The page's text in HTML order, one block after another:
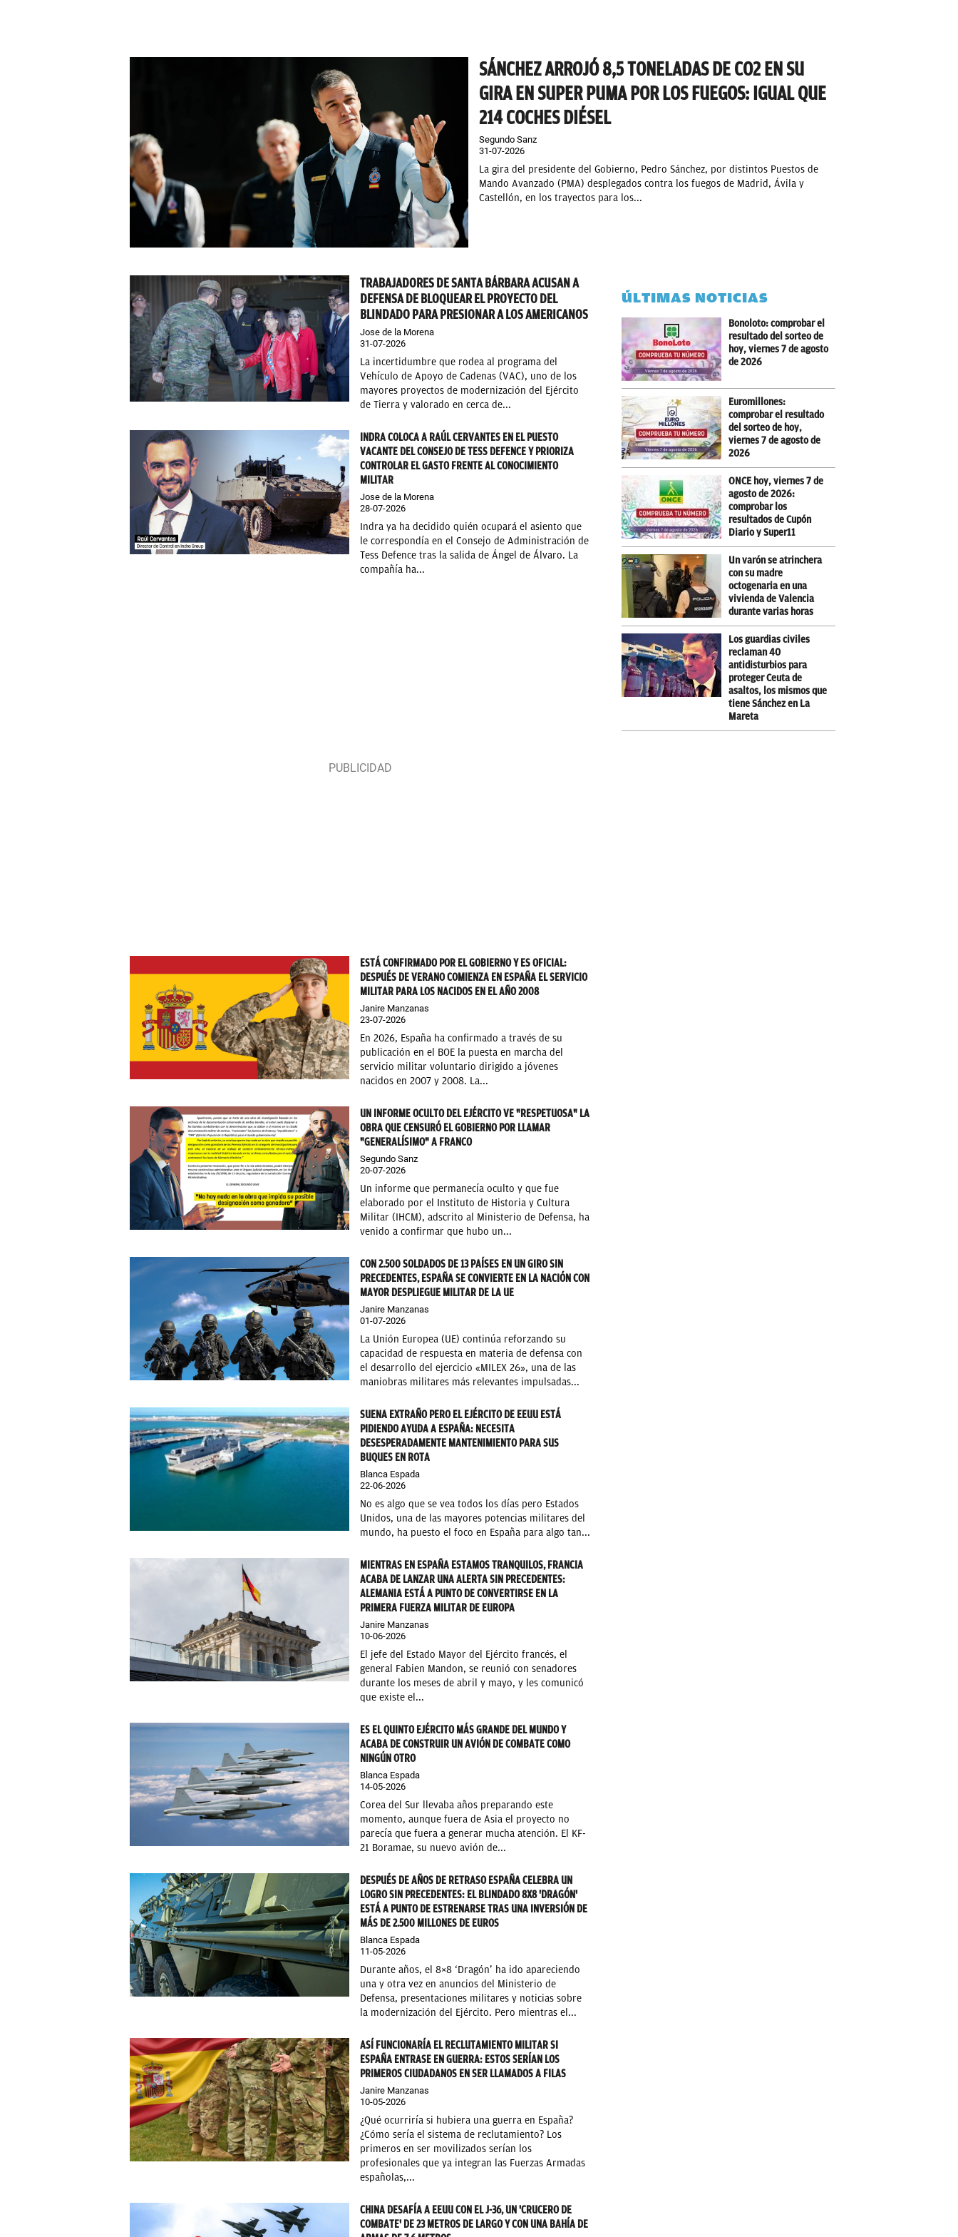
SÁNCHEZ ARROJÓ 8,5 TONELADAS DE CO2 EN SU
GIRA EN SUPER PUMA POR LOS FUEGOS: IGUAL QUE
214 COCHES DIÉSEL
Segundo Sanz
31-07-2026
La gira del presidente del Gobierno, Pedro Sánchez, por distintos Puestos de
Mando Avanzado (PMA) desplegados contra los fuegos de Madrid, Ávila y
Castellón, en los trayectos para los...
TRABAJADORES DE SANTA BÁRBARA ACUSAN A
DEFENSA DE BLOQUEAR EL PROYECTO DEL
BLINDADO PARA PRESIONAR A LOS AMERICANOS
Jose de la Morena
31-07-2026
La incertidumbre que rodea al programa del
Vehículo de Apoyo de Cadenas (VAC), uno de los
mayores proyectos de modernización del Ejército
de Tierra y valorado en cerca de...
INDRA COLOCA A RAÚL CERVANTES EN EL PUESTO
VACANTE DEL CONSEJO DE TESS DEFENCE Y PRIORIZA
CONTROLAR EL GASTO FRENTE AL CONOCIMIENTO
MILITAR
Jose de la Morena
28-07-2026
Indra ya ha decidido quién ocupará el asiento que
le correspondía en el Consejo de Administración de
Tess Defence tras la salida de Ángel de Álvaro. La
compañía ha...
ESTÁ CONFIRMADO POR EL GOBIERNO Y ES OFICIAL:
DESPUÉS DE VERANO COMIENZA EN ESPAÑA EL SERVICIO
MILITAR PARA LOS NACIDOS EN EL AÑO 2008
Janire Manzanas
23-07-2026
En 2026, España ha confirmado a través de su
publicación en el BOE la puesta en marcha del
servicio militar voluntario dirigido a jóvenes
nacidos en 2007 y 2008. La...
UN INFORME OCULTO DEL EJÉRCITO VE "RESPETUOSA" LA
OBRA QUE CENSURÓ EL GOBIERNO POR LLAMAR
"GENERALÍSIMO" A FRANCO
Segundo Sanz
20-07-2026
Un informe que permanecía oculto y que fue
elaborado por el Instituto de Historia y Cultura
Militar (IHCM), adscrito al Ministerio de Defensa, ha
venido a confirmar que hubo un...
CON 2.500 SOLDADOS DE 13 PAÍSES EN UN GIRO SIN
PRECEDENTES, ESPAÑA SE CONVIERTE EN LA NACIÓN CON
MAYOR DESPLIEGUE MILITAR DE LA UE
Janire Manzanas
01-07-2026
La Unión Europea (UE) continúa reforzando su
capacidad de respuesta en materia de defensa con
el desarrollo del ejercicio «MILEX 26», una de las
maniobras militares más relevantes impulsadas...
SUENA EXTRAÑO PERO EL EJÉRCITO DE EEUU ESTÁ
PIDIENDO AYUDA A ESPAÑA: NECESITA
DESESPERADAMENTE MANTENIMIENTO PARA SUS
BUQUES EN ROTA
Blanca Espada
22-06-2026
No es algo que se vea todos los días pero Estados
Unidos, una de las mayores potencias militares del
mundo, ha puesto el foco en España para algo tan...
MIENTRAS EN ESPAÑA ESTAMOS TRANQUILOS, FRANCIA
ACABA DE LANZAR UNA ALERTA SIN PRECEDENTES:
ALEMANIA ESTÁ A PUNTO DE CONVERTIRSE EN LA
PRIMERA FUERZA MILITAR DE EUROPA
Janire Manzanas
10-06-2026
El jefe del Estado Mayor del Ejército francés, el
general Fabien Mandon, se reunió con senadores
durante los meses de abril y mayo, y les comunicó
que existe el...
ES EL QUINTO EJÉRCITO MÁS GRANDE DEL MUNDO Y
ACABA DE CONSTRUIR UN AVIÓN DE COMBATE COMO
NINGÚN OTRO
Blanca Espada
14-05-2026
Corea del Sur llevaba años preparando este
momento, aunque fuera de Asia el proyecto no
parecía que fuera a generar mucha atención. El KF-
21 Boramae, su nuevo avión de...
DESPUÉS DE AÑOS DE RETRASO ESPAÑA CELEBRA UN
LOGRO SIN PRECEDENTES: EL BLINDADO 8X8 'DRAGÓN'
ESTÁ A PUNTO DE ESTRENARSE TRAS UNA INVERSIÓN DE
MÁS DE 2.500 MILLONES DE EUROS
Blanca Espada
11-05-2026
Durante años, el 8×8 ‘Dragón’ ha ido apareciendo
una y otra vez en anuncios del Ministerio de
Defensa, presentaciones militares y noticias sobre
la modernización del Ejército. Pero mientras el...
ASÍ FUNCIONARÍA EL RECLUTAMIENTO MILITAR SI
ESPAÑA ENTRASE EN GUERRA: ESTOS SERÍAN LOS
PRIMEROS CIUDADANOS EN SER LLAMADOS A FILAS
Janire Manzanas
10-05-2026
¿Qué ocurriría si hubiera una guerra en España?
¿Cómo sería el sistema de reclutamiento? Los
primeros en ser movilizados serían los
profesionales que ya integran las Fuerzas Armadas
españolas,...
CHINA DESAFÍA A EEUU CON EL J-36, UN 'CRUCERO DE
COMBATE' DE 23 METROS DE LARGO Y CON UNA BAHÍA DE
ÚLTIMAS NOTICIAS
Bonoloto: comprobar el
resultado del sorteo de
hoy, viernes 7 de agosto
de 2026
Euromillones:
comprobar el resultado
del sorteo de hoy,
viernes 7 de agosto de
2026
ONCE hoy, viernes 7 de
agosto de 2026:
comprobar los
resultados de Cupón
Diario y Super11
Un varón se atrinchera
con su madre
octogenaria en una
vivienda de Valencia
durante varias horas
Los guardias civiles
reclaman 40
antidisturbios para
proteger Ceuta de
asaltos, los mismos que
tiene Sánchez en La
Mareta